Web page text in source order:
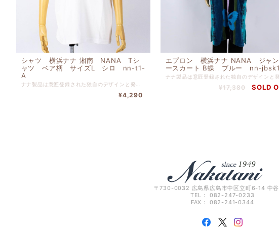
シャツ 横浜ナナ 湘南 NANA Tシ
ャツ ベア柄 サイズL シロ nn-t1-
A
¥4,290
エプロン 横浜ナナ NANA ジャ
ースカート B蝶 ブルー nn-jbsk1
¥17,380 SOLD
〒730-0032 広島県広島市中区立町6-14 中
TEL： 082-247-0233
FAX： 082-241-0344